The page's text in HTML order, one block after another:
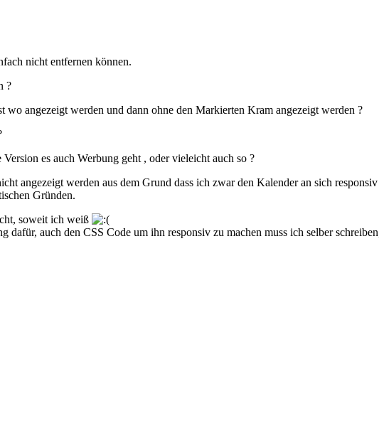
nicht entfernen können.
?
wo angezeigt werden und dann ohne den Markierten Kram angezeigt werden ?
es auch Werbung geht , oder vieleicht auch so ?
angezeigt werden aus dem Grund dass ich zwar den Kalender an sich
Gründen.
soweit ich weiß
dafür, auch den CSS Code um ihn responsiv zu machen muss ich selber